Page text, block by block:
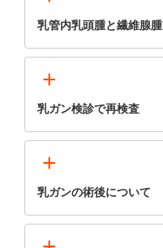
乳管内乳頭腫と繊維腺腫
+
乳ガン検診で再検査
+
乳ガンの術後について